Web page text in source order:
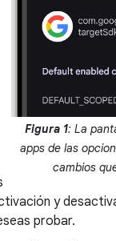
Figura 1: La
apps de las
cambios
y
probar.